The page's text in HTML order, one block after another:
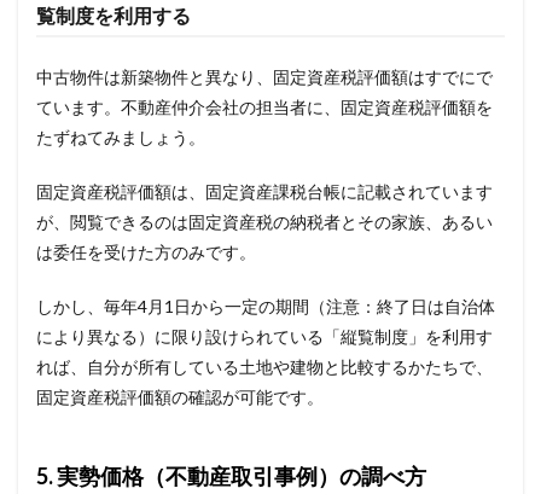
覧制度を利用する
中古物件は新築物件と異なり、固定資産税評価額はすでにで
ています。不動産仲介会社の担当者に、固定資産税評価額を
たずねてみましょう。
固定資産税評価額は、固定資産課税台帳に記載されています
が、閲覧できるのは固定資産税の納税者とその家族、あるい
は委任を受けた方のみです。
しかし、毎年4月1日から一定の期間（注意：終了日は自治体
により異なる）に限り設けられている「縦覧制度」を利用す
れば、自分が所有している土地や建物と比較するかたちで、
固定資産税評価額の確認が可能です。
5. 実勢価格（不動産取引事例）の調べ方